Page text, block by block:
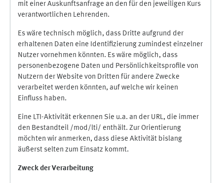
mit einer Auskunftsanfrage an den für den jeweiligen Kurs
verantwortlichen Lehrenden.
Es wäre technisch möglich, dass Dritte aufgrund der
erhaltenen Daten eine Identifizierung zumindest einzelner
Nutzer vornehmen könnten. Es wäre möglich, dass
personenbezogene Daten und Persönlichkeitsprofile von
Nutzern der Website von Dritten für andere Zwecke
verarbeitet werden könnten, auf welche wir keinen
Einfluss haben.
Eine LTI-Aktivität erkennen Sie u.a. an der URL, die immer
den Bestandteil /mod/lti/ enthält. Zur Orientierung
möchten wir anmerken, dass diese Aktivität bislang
äußerst selten zum Einsatz kommt.
Zweck der Verarbeitung